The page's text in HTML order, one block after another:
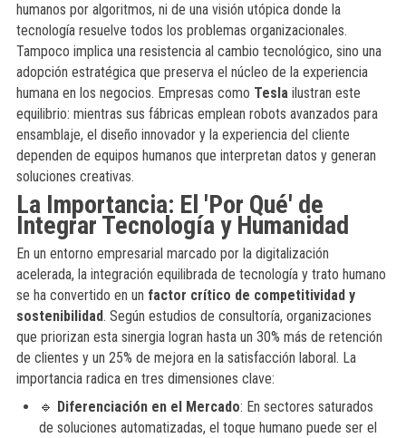
humanos por algoritmos, ni de una visión utópica donde la
tecnología resuelve todos los problemas organizacionales.
Tampoco implica una resistencia al cambio tecnológico, sino una
adopción estratégica que preserva el núcleo de la experiencia
humana en los negocios. Empresas como Teslailustran este
equilibrio: mientras sus fábricas emplean robots avanzados para
ensamblaje, el diseño innovador y la experiencia del cliente
dependen de equipos humanos que interpretan datos y generan
soluciones creativas.
La Importancia: El 'Por Qué' de
Integrar Tecnología y Humanidad
En un entorno empresarial marcado por la digitalización
acelerada, la integración equilibrada de tecnología y trato humano
se ha convertido en un factor crítico de competitividad y
sostenibilidad. Según estudios de consultoría, organizaciones
que priorizan esta sinergia logran hasta un 30% más de retención
de clientes y un 25% de mejora en la satisfacción laboral. La
importancia radica en tres dimensiones clave:
🔹 Diferenciación en el Mercado: En sectores saturados
de soluciones automatizadas, el toque humano puede ser el